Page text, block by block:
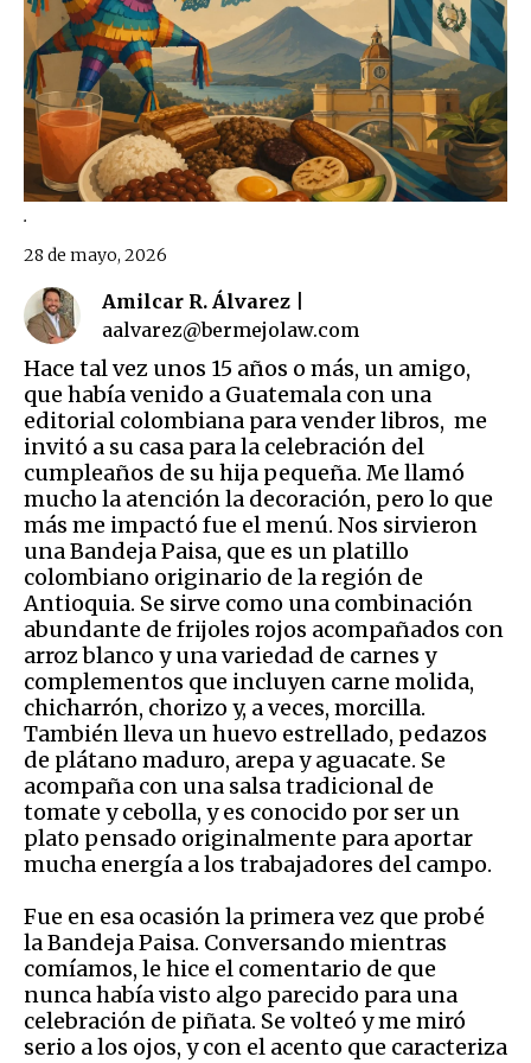
.
Amilcar R. Álvarez |
aalvarez@bermejolaw.com
28 de mayo, 2026
Hace tal vez unos 15 años o más, un amigo,
que había venido a Guatemala con una
editorial colombiana para vender libros, me
invitó a su casa para la celebración del
cumpleaños de su hija pequeña. Me llamó
mucho la atención la decoración, pero lo que
más me impactó fue el menú. Nos sirvieron
una Bandeja Paisa, que es un platillo
colombiano originario de la región de
Antioquia. Se sirve como una combinación
abundante de frijoles rojos acompañados con
arroz blanco y una variedad de carnes y
complementos que incluyen carne molida,
chicharrón, chorizo y, a veces, morcilla.
También lleva un huevo estrellado, pedazos
de plátano maduro, arepa y aguacate. Se
acompaña con una salsa tradicional de
tomate y cebolla, y es conocido por ser un
plato pensado originalmente para aportar
mucha energía a los trabajadores del campo.
Fue en esa ocasión la primera vez que probé
la Bandeja Paisa. Conversando mientras
comíamos, le hice el comentario de que
nunca había visto algo parecido para una
celebración de piñata. Se volteó y me miró
serio a los ojos, y con el acento que caracteriza